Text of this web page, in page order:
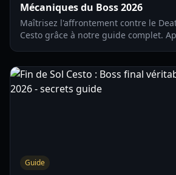
Mécaniques du Boss 2026
Maîtrisez l'affrontement contre le
Cesto grâce à notre guide complet.
Guide